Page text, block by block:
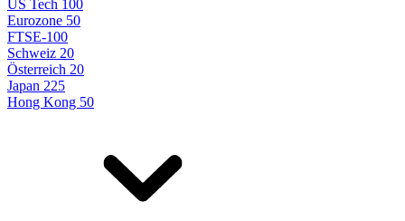
US Tech 100
Eurozone 50
FTSE-100
Schweiz 20
Österreich 20
Japan 225
Hong Kong 50